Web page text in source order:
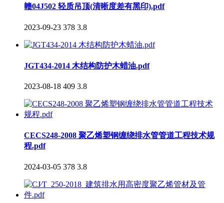
赣04J502 轻质吊顶(清晰度差有黑印).pdf
2023-09-23 378 3.8
JGT434-2014 木结构防护木蜡油.pdf
2023-08-18 409 3.8
CECS248-2008 聚乙烯塑钢缠绕排水管管道工程技术规
程.pdf
2024-03-05 378 3.8